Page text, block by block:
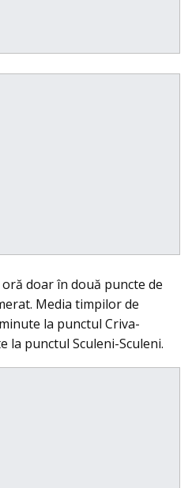
oră doar în două puncte de
Media timpilor de
la punctul Criva-
la punctul Sculeni-Sculeni.